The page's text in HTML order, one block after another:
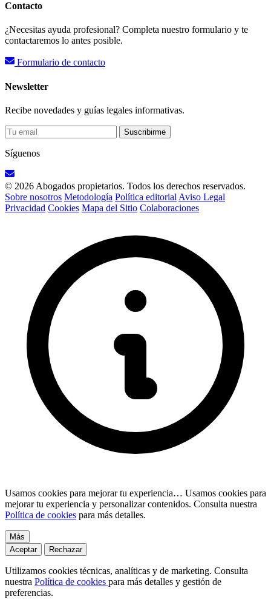
Contacto
¿Necesitas ayuda profesional? Completa nuestro formulario y te
contactaremos lo antes posible.
Formulario de contacto
Newsletter
Recibe novedades y guías legales informativas.
Suscribirme
Síguenos
© 2026 Abogados propietarios. Todos los derechos reservados.
Sobre nosotros Metodología Política editorial Aviso Legal
Privacidad Cookies Mapa del Sitio Colaboraciones
Usamos cookies para mejorar tu experiencia… Usamos cookies para
mejorar tu experiencia y personalizar contenidos. Consulta nuestra
Política de cookies para más detalles.
Más
Aceptar
Rechazar
Utilizamos cookies técnicas, analíticas y de marketing. Consulta
nuestra Política de cookies para más detalles y gestión de
preferencias.